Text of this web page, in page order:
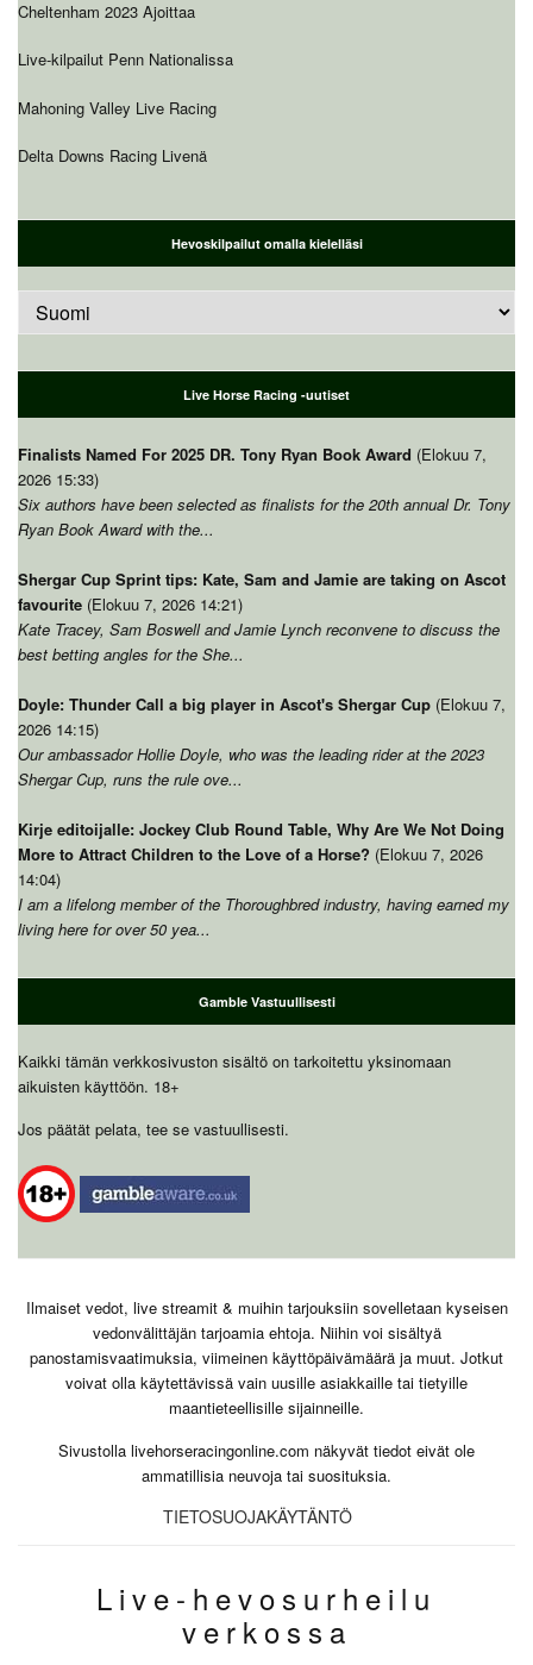
Cheltenham 2023 Ajoittaa
Live-kilpailut Penn Nationalissa
Mahoning Valley Live Racing
Delta Downs Racing Livenä
Hevoskilpailut omalla kielelläsi
Live Horse Racing -uutiset
Finalists Named For 2025 DR. Tony Ryan Book Award (Elokuu 7,
2026 15:33)
Six authors have been selected as finalists for the 20th annual Dr. Tony
Ryan Book Award with the...
Shergar Cup Sprint tips: Kate, Sam and Jamie are taking on Ascot
favourite (Elokuu 7, 2026 14:21)
Kate Tracey, Sam Boswell and Jamie Lynch reconvene to discuss the
best betting angles for the She...
Doyle: Thunder Call a big player in Ascot's Shergar Cup (Elokuu 7,
2026 14:15)
Our ambassador Hollie Doyle, who was the leading rider at the 2023
Shergar Cup, runs the rule ove...
Kirje editoijalle: Jockey Club Round Table, Why Are We Not Doing
More to Attract Children to the Love of a Horse? (Elokuu 7, 2026
14:04)
I am a lifelong member of the Thoroughbred industry, having earned my
living here for over50 yea...
Gamble Vastuullisesti
Kaikki tämän verkkosivuston sisältö on tarkoitettu yksinomaan
aikuisten käyttöön. 18+
Jos päätät pelata, tee se vastuullisesti.
Ilmaiset vedot, live streamit & muihin tarjouksiin sovelletaan kyseisen
vedonvälittäjän tarjoamia ehtoja. Niihin voi sisältyä
panostamisvaatimuksia, viimeinen käyttöpäivämäärä ja muut. Jotkut
voivat olla käytettävissä vain uusille asiakkaille tai tietyille
maantieteellisille sijainneille.
Sivustolla livehorseracingonline.com näkyvät tiedot eivät ole
ammatillisia neuvoja tai suosituksia.
TIETOSUOJAKÄYTÄNTÖ
Live-hevosurheilu
verkossa